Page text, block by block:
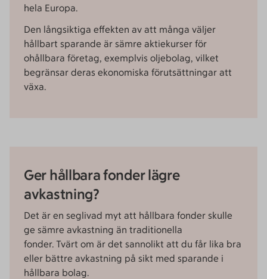
hela Europa.
Den långsiktiga effekten av att många väljer
hållbart sparande är sämre aktiekurser för
ohållbara företag, exemplvis oljebolag, vilket
begränsar deras ekonomiska förutsättningar att
växa.
Ger hållbara fonder lägre
avkastning?
Det är en seglivad myt att hållbara fonder skulle
ge sämre avkastning än traditionella
fonder. Tvärt om är det sannolikt att du får lika bra
eller bättre avkastning på sikt med sparande i
hållbara bolag.